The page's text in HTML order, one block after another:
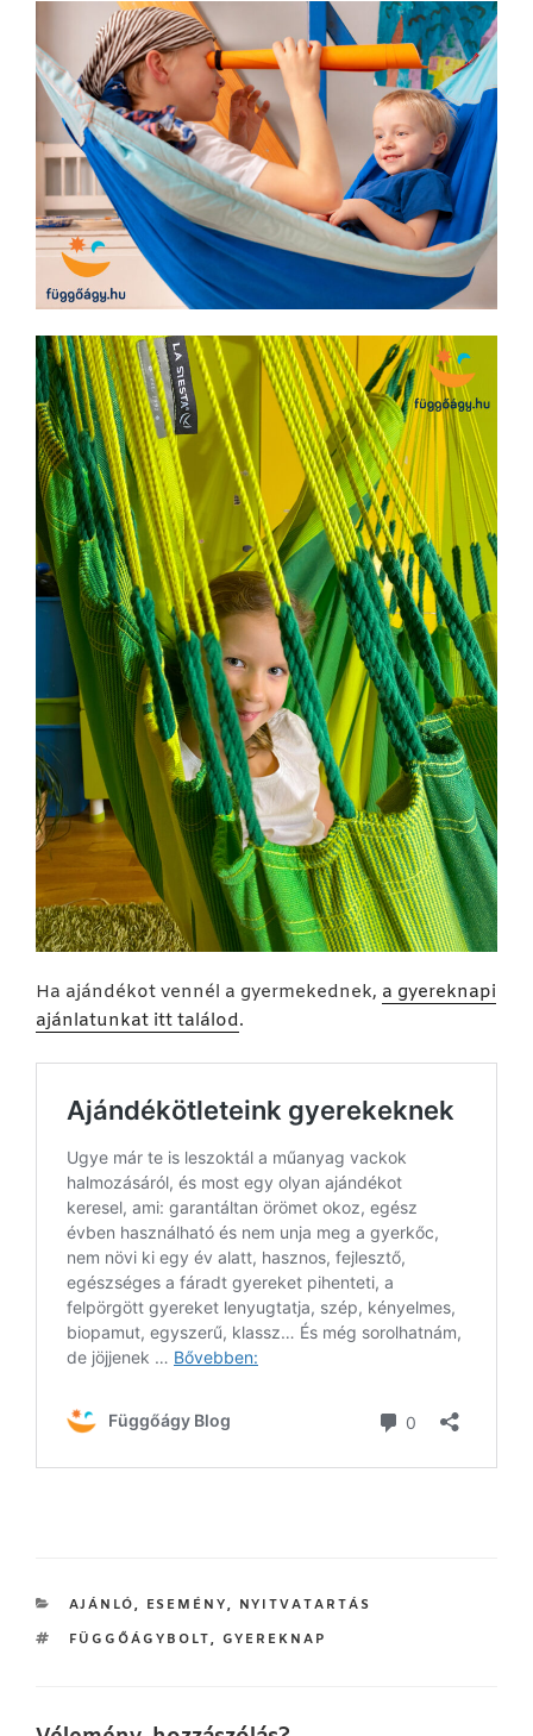
Ha ajándékot vennél a gyermekednek, a gyereknapi
ajánlatunkat itt találod.
KATEGÓRIÁK
AJÁNLÓ, ESEMÉNY, NYITVATARTÁS
CÍMKÉK
FÜGGŐÁGYBOLT, GYEREKNAP